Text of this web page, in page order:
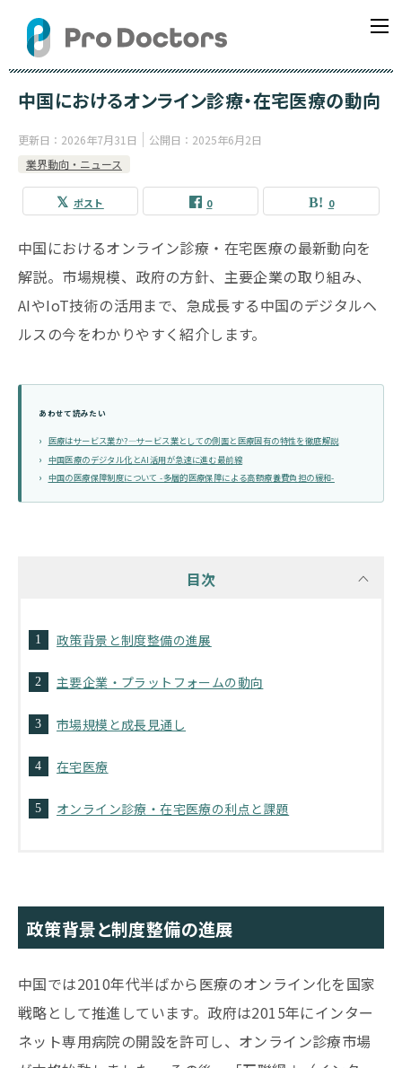
中国におけるオンライン診療・在宅医療の動向
更新日： 2026年7月31日 公開日： 2025年6月2日
業界動向・ニュース
ポスト 0 0
中国におけるオンライン診療・在宅医療の最新動向を
解説。市場規模、政府の方針、主要企業の取り組み、
AIやIoT技術の活用まで、急成長する中国のデジタルヘ
ルスの今をわかりやすく紹介します。
あわせて読みたい
医療はサービス業か?―サービス業としての側面と医療固有の特性を徹底解説
中国医療のデジタル化とAI活用が急速に進む最前線
中国の医療保障制度について -多層的医療保障による高額療養費負担の緩和-
目次
政策背景と制度整備の進展
主要企業・プラットフォームの動向
市場規模と成長見通し
在宅医療
オンライン診療・在宅医療の利点と課題
政策背景と制度整備の進展
中国では2010年代半ばから医療のオンライン化を国家
戦略として推進しています。政府は2015年にインター
ネット専用病院の開設を許可し、オンライン診療市場